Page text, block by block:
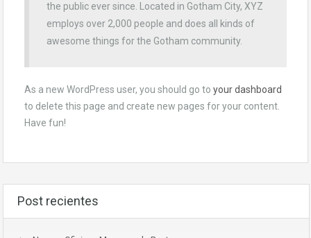
the public ever since. Located in Gotham City, XYZ
employs over 2,000 people and does all kinds of
awesome things for the Gotham community.
As a new WordPress user, you should go to your dashboard
to delete this page and create new pages for your content.
Have fun!
Post recientes